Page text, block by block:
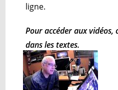
ligne.
Pour accéder aux vidéos,
dans les textes.